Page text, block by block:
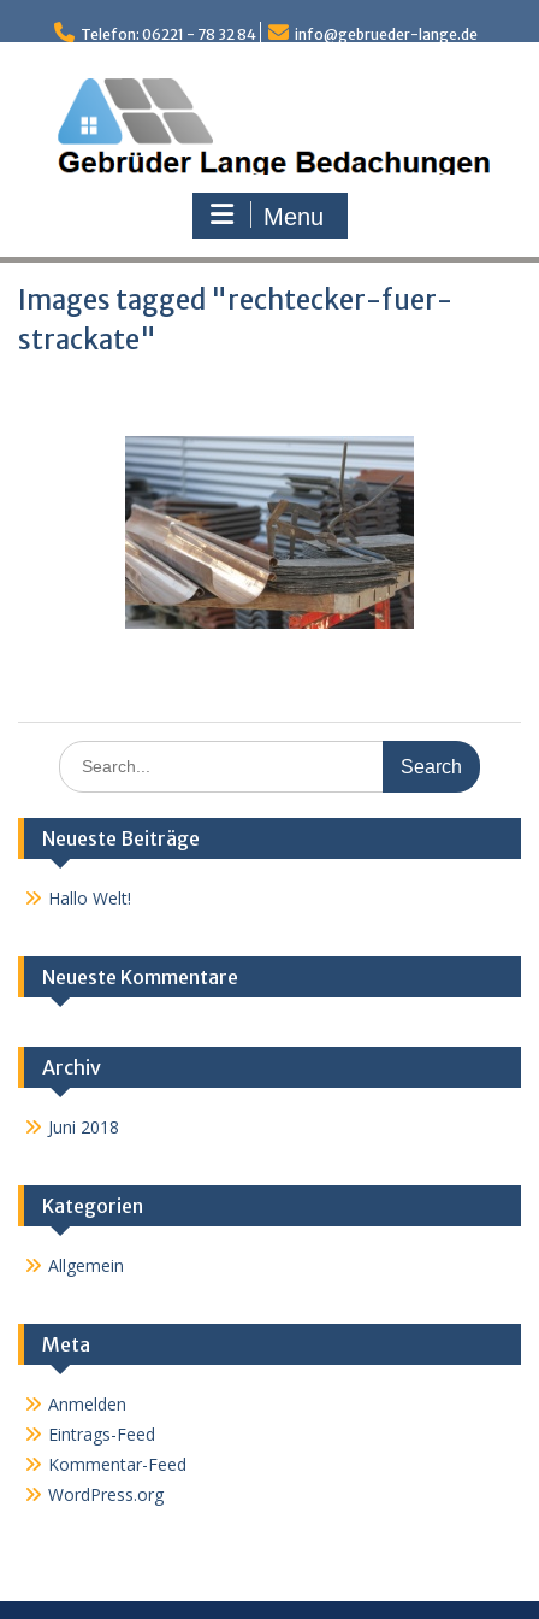
to
Telefon: 06221 - 78 32 84 info@gebrueder-lange.de
Menu
Images tagged "rechtecker-fuer-
strackate"
Search
for:
Neueste Beiträge
Hallo Welt!
Neueste Kommentare
Archiv
Juni 2018
Kategorien
Allgemein
Meta
Anmelden
Eintrags-Feed
Kommentar-Feed
WordPress.org